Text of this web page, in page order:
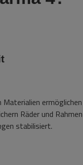
Räder und
stabilisiert.